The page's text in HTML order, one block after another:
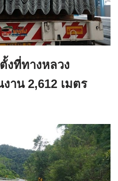
งที่ทางหลวง
าน 2,612 เมตร